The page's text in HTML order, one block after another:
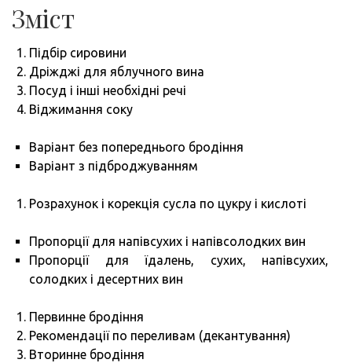
Зміст
Підбір сировини
Дріжджі для яблучного вина
Посуд і інші необхідні речі
Віджимання соку
Варіант без попереднього бродіння
Варіант з підброджуванням
Розрахунок і корекція сусла по цукру і кислоті
Пропорції для напівсухих і напівсолодких вин
Пропорції для їдалень, сухих, напівсухих,
солодких і десертних вин
Первинне бродіння
Рекомендації по переливам (декантування)
Вторинне бродіння